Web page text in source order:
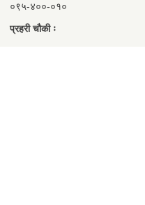
०९५-४००-०१०
प्रहरी चौकी ः